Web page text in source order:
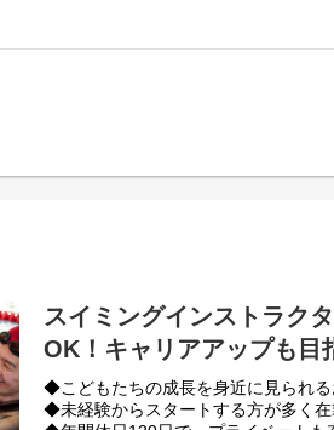
■キッチン業務
スイミングインストラク
OK！キャリアアップも目
◆こどもたちの成長を身近に見られる
◆未経験からスタートする方が多く在